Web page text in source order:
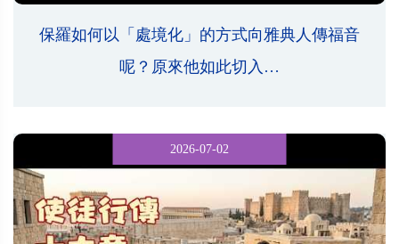
保羅如何以「處境化」的方式向雅典人傳福音
呢？原來他如此切入…
2026-07-02